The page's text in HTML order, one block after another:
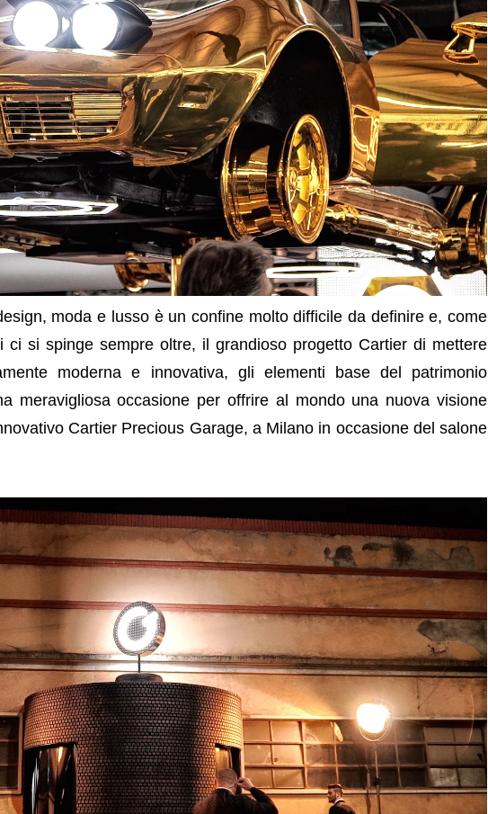
moda e lusso è un confine molto difficile da definire e, come
ci si spinge sempre oltre, il grandioso progetto Cartier di mettere
moderna e innovativa, gli elementi base del patrimonio
meravigliosa occasione per offrire al mondo una nuova visione
Cartier Precious Garage, a Milano in occasione del salone